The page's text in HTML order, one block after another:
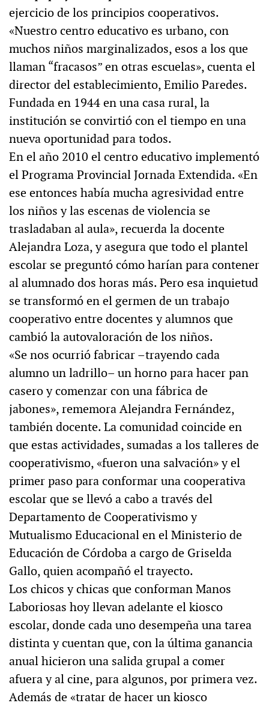
ejercicio de los principios cooperativos.
«Nuestro centro educativo es urbano, con
muchos niños marginalizados, esos a los que
llaman “fracasos” en otras escuelas», cuenta el
director del establecimiento, Emilio Paredes.
Fundada en 1944 en una casa rural, la
institución se convirtió con el tiempo en una
nueva oportunidad para todos.
En el año 2010 el centro educativo implementó
el Programa Provincial Jornada Extendida. «En
ese entonces había mucha agresividad entre
los niños y las escenas de violencia se
trasladaban al aula», recuerda la docente
Alejandra Loza, y asegura que todo el plantel
escolar se preguntó cómo harían para contener
al alumnado dos horas más. Pero esa inquietud
se transformó en el germen de un trabajo
cooperativo entre docentes y alumnos que
cambió la autovaloración de los niños.
«Se nos ocurrió fabricar –trayendo cada
alumno un ladrillo– un horno para hacer pan
casero y comenzar con una fábrica de
jabones», rememora Alejandra Fernández,
también docente. La comunidad coincide en
que estas actividades, sumadas a los talleres de
cooperativismo, «fueron una salvación» y el
primer paso para conformar una cooperativa
escolar que se llevó a cabo a través del
Departamento de Cooperativismo y
Mutualismo Educacional en el Ministerio de
Educación de Córdoba a cargo de Griselda
Gallo, quien acompañó el trayecto.
Los chicos y chicas que conforman Manos
Laboriosas hoy llevan adelante el kiosco
escolar, donde cada uno desempeña una tarea
distinta y cuentan que, con la última ganancia
anual hicieron una salida grupal a comer
afuera y al cine, para algunos, por primera vez.
Además de «tratar de hacer un kiosco